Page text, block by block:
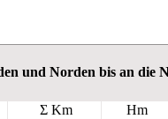
und Norden bis an die
Σ Km
Hm